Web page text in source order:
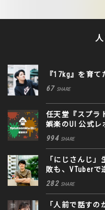
『17kg』を育
67 SHARE
任天堂『スプラ
娯楽のUI 公式レ
994 SHARE
「にじさんじ
敗も、VTuberで
282 SHARE
「人前で話す